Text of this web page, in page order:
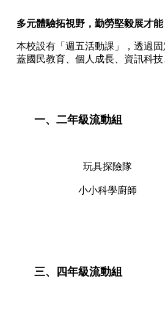
多元體驗拓視野，勤勞堅毅展才能
本校設有「週五活動課」，透過
蓋國民教育、個人成長、資訊科
一、二年級流動組
玩具探險隊
小小科學廚師
三、四年級流動組